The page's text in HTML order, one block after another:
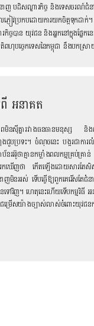
ញ បដិសណ្ឋារកិច្ច និងទេសចរណ៍​​​​​​​​ ជំ
ៀវប្រកបដោយការយកចិត្តទុកដាក់។
រកិច្ចបាន យុវជន និងអ្នកនៅក្នុងផ្ន
ពហុបច្ចេកទេសនៃកម្ពុជា នឹងបកស្
អនាគត
មិនស៊ីគ្នារវាងធនធានមនុស្ស និង
ជួបប្រទះ។ ចំណុចនេះ បង្ករជាក
ប័ន​រអ៊ូថាគ្មាន​កម្លាំងពលកម្មគ្រប់គ្
កឃើញថា កើតឡើងដោយសារតែ​សិ
ញមិនអស់ ទើបធ្វើឱ្យពួកគេរើសតែជំ
ទៅវិញ។ ហេតុនេះហើយទើប​កម្មវិធី អ
ម្រើសយ៉ាងច្បាស់លាស់ចំពោះយុវជនក